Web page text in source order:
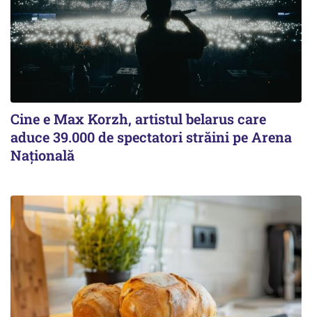
Cine e Max Korzh, artistul belarus care
aduce 39.000 de spectatori străini pe Arena
Națională